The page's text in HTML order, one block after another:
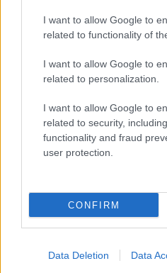
I want to allow Google to
related to functionality of
I want to allow Google to
related to personalization.
I want to allow Google to
related to security,
functionality and fraud
user protection.
CONFIRM
Data Deletion Data